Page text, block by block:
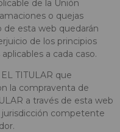
de la Unión
o quejas
de esta web quedarán
de los principios
a cada caso.
TITULAR que
la compraventa de
a través de esta web
jurisdicción competente